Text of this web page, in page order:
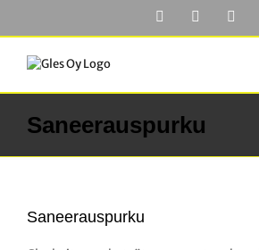
FacebookYouTube
Saneerauspurku
Saneerauspurku